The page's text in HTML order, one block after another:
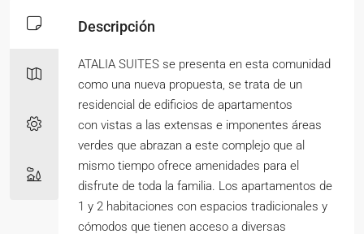
Descripción
ATALIA SUITES se presenta en esta comunidad
como una nueva propuesta, se trata de un
residencial de edificios de apartamentos
con vistas a las extensas e imponentes áreas
verdes que abrazan a este complejo que al
mismo tiempo ofrece amenidades para el
disfrute de toda la familia. Los apartamentos de
1 y 2 habitaciones con espacios tradicionales y
cómodos que tienen acceso a diversas